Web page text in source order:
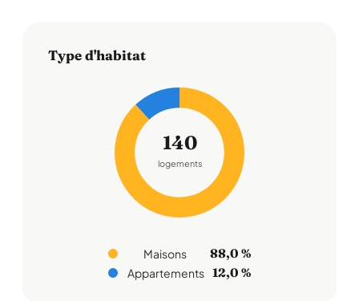
Type d'habitat
140
logements
Maisons 88,0 %
Appartements 12,0 %